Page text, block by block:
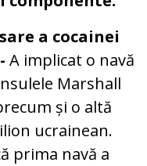
a cocainei
A implicat o navă
Marshall
și o altă
ucrainean.
prima navă a